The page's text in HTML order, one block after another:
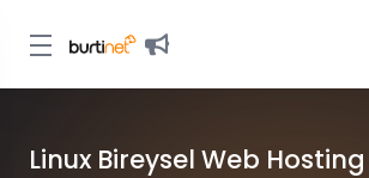
Linux Bireysel Web Hosting